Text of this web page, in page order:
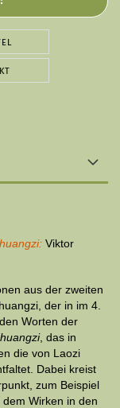
Viktor
aus der zweiten
der in im 4.
Worten der
, das in
die von Laozi
Dabei kreist
zum Beispiel
Wirken in den